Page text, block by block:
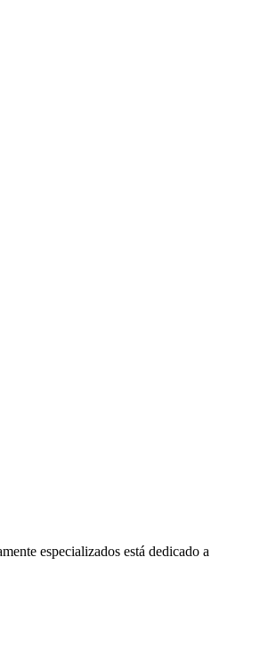
especializados está dedicado a